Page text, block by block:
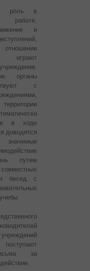
роль в
работе,
и
играют
органы
с
в ходе
доводятся
значимые
путем
и бесед с
за